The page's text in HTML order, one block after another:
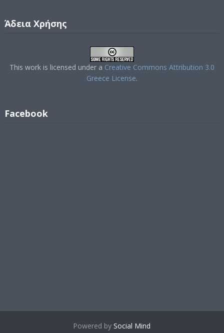
Άδεια Χρήσης
This work is licensed under a Creative Commons Attribution 3.0
Greece License.
Facebook
Powered bySocial Mind